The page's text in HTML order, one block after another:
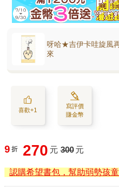
呀哈★吉伊卡哇旋風
來
喜歡+1
寫評價
賺金幣
9 折 270 元 300 元
認購希望書包，幫助弱勢孩